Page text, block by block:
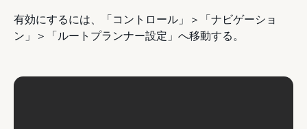
有効にするには、「コントロール」＞「ナビゲーショ
ン」＞「ルートプランナー設定」へ移動する。